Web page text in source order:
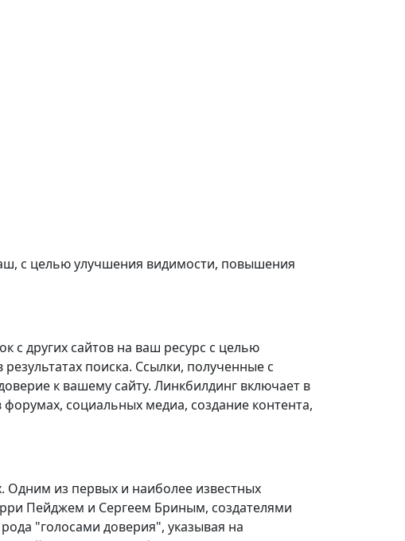
с целью улучшения видимости, повышения
с других сайтов на ваш ресурс с целью
поиска. Ссылки, полученные с
к вашему сайту. Линкбилдинг включает в
социальных медиа, создание контента,
Одним из первых и наиболее известных
Пейджем и Сергеем Бриным, создателями
"голосами доверия", указывая на